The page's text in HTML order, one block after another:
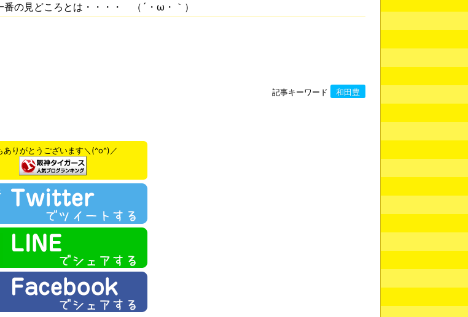
番の見どころとは・・・・ （´・ω・｀）
記事キーワード 和田豊
ありがとうございます＼(^o^)／